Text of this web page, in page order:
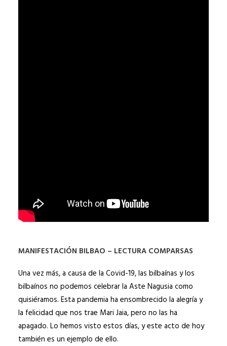
MANIFESTACIÓN BILBAO – LECTURA COMPARSAS
Una vez más, a causa de la Covid-19, las bilbaínas y los
bilbaínos no podemos celebrar la Aste Nagusia como
quisiéramos. Esta pandemia ha ensombrecido la alegría y
la felicidad que nos trae Mari Jaia, pero no las ha
apagado. Lo hemos visto estos días, y este acto de hoy
también es un ejemplo de ello.